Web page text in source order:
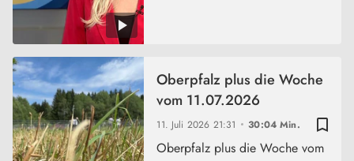
bookmark_border
11. Juli 2026 21:31 30:04 Min.
Oberpfalz plus die Woche
vom 11.07.2026
Oberpfalz plus die Woche vom